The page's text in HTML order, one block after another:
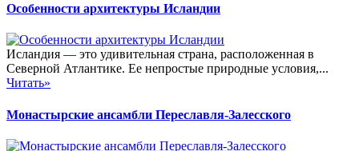
Особенности архитектуры Исландии
Исландия — это удивительная страна, расположенная в
Северной Атлантике. Ее непростые природные условия,...
Читать»
Монастырские ансамбли Переславля-Залесского